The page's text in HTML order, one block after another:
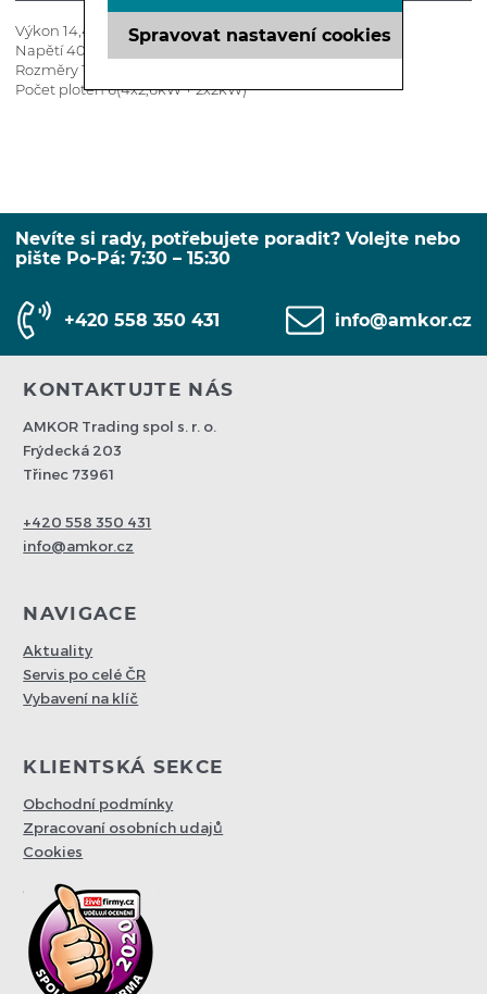
Výkon 14,4 kW
Napětí 400V / 50Hz
Rozměry 1200x700x280
Počet ploten 6(4x2,6kW + 2x2kW)
Nevíte si rady, potřebujete poradit? Volejte nebo
pište Po-Pá: 7:30 – 15:30
+420 558 350 431 info@amkor.cz
KONTAKTUJTE NÁS
AMKOR Trading spol s. r. o.
Frýdecká 203
Třinec 73961
+420 558 350 431
info@amkor.cz
NAVIGACE
Aktuality
Servis po celé ČR
Vybavení na klíč
KLIENTSKÁ SEKCE
Obchodní podmínky
Zpracovaní osobních udajů
Cookies
Spravovat nastavení cookies